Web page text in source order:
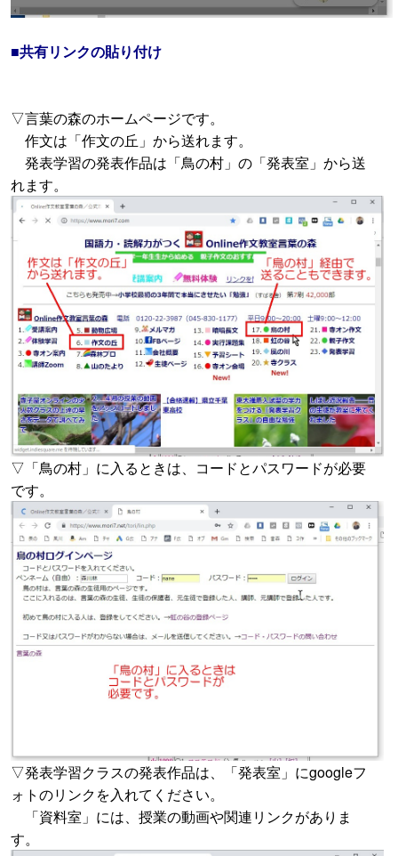
■共有リンクの貼り付け
▽言葉の森のホームページです。
作文は「作文の丘」から送れます。
発表学習の発表作品は「鳥の村」の「発表室」から送
れます。
▽「鳥の村」に入るときは、コードとパスワードが必要
です。
▽発表学習クラスの発表作品は、「発表室」にgoogleフ
ォトのリンクを入れてください。
「資料室」には、授業の動画や関連リンクがありま
す。